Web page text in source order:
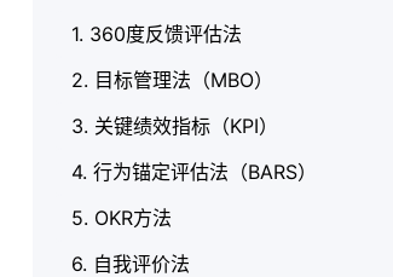
1. 360度反馈评估法
2. 目标管理法（MBO）
3. 关键绩效指标（KPI）
4. 行为锚定评估法（BARS）
5. OKR方法
6. 自我评价法